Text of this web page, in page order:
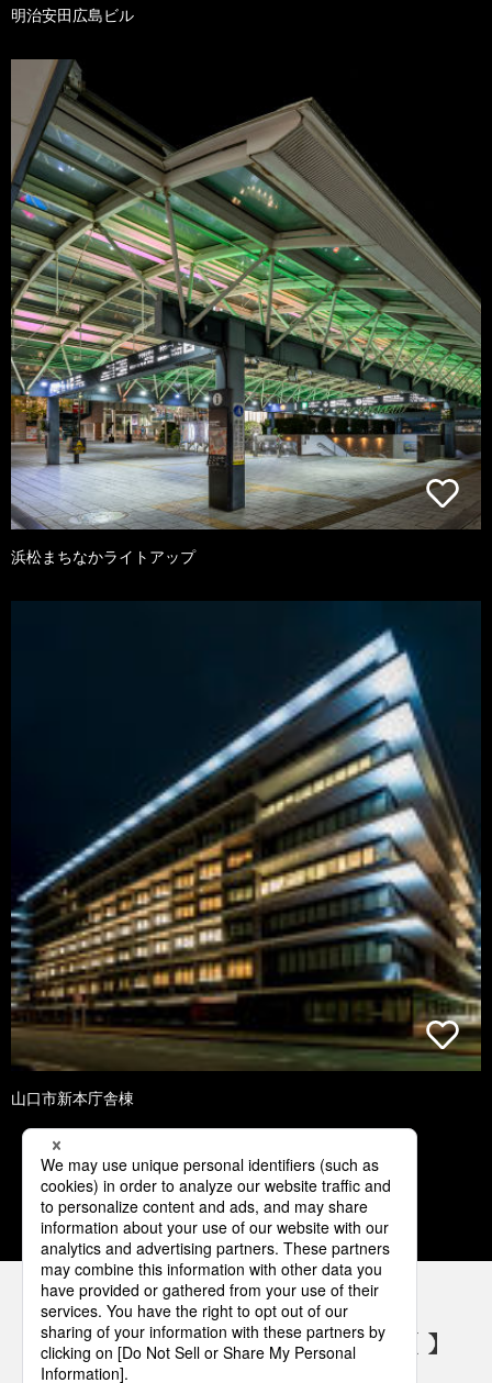
明治安田広島ビル
浜松まちなかライトアップ
山口市新本庁舎棟
1 2 3 4 5
パナソニックの電気設備 SNSアカウント